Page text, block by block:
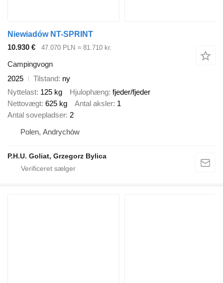
Niewiadów NT-SPRINT
10.930 €
47.070 PLN ≈ 81.710 kr.
Campingvogn
2025
Tilstand ny
Nyttelast 125 kg Hjulophæng fjeder/fjeder
Nettovægt 625 kg Antal aksler 1
Antal sovepladser 2
Polen, Andrychów
P.H.U. Goliat, Grzegorz Bylica